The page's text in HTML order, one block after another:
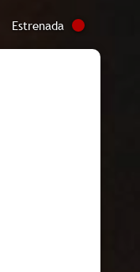
Estrenada